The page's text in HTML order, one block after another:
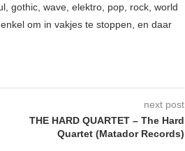
gothic, wave, elektro, pop, rock, world
om in vakjes te stoppen, en daar
next post
THE HARD QUARTET – The Hard
Quartet (Matador Records)